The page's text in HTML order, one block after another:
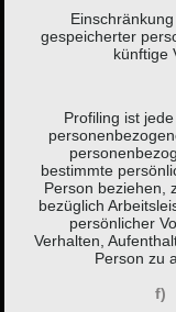
gespeicherter
künftige
Profiling ist
bestimmte
Person beziehen,
bezüglich
persönlicher
Verhalten,
Person zu
f)